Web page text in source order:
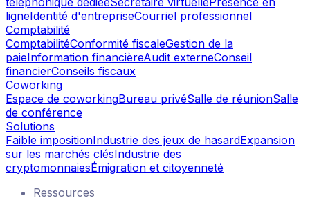
ligneIdentité d'entrepriseCourriel professionnel
Comptabilité
ComptabilitéConformité fiscaleGestion de la
paieInformation financièreAudit externeConseil
financierConseils fiscaux
Coworking
Espace de coworkingBureau privéSalle de réunionSalle
de conférence
Solutions
Faible impositionIndustrie des jeux de hasardExpansion
sur les marchés clésIndustrie des
cryptomonnaiesÉmigration et citoyenneté
Ressources